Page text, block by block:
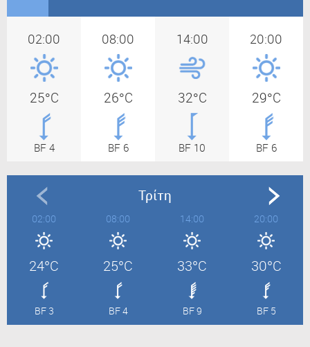
02:00
25°C
BF 4
08:00
26°C
BF 6
14:00
32°C
BF 10
20:00
29°C
BF 6
Τρίτη
02:00
24°C
BF 3
08:00
25°C
BF 4
14:00
33°C
BF 9
20:00
30°C
BF 5